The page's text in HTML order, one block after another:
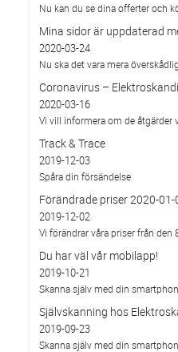
Nu kan du se dina offerter och
Mina sidor är uppdaterad
2020-03-24
Nu ska det vara mera
Coronavirus –
2020-03-16
Vi vill informera om de åtgärder
Track & Trace
2019-12-03
Spåra din försändelse
Förändrade priser 2020-01-
2019-12-02
Vi förändrar våra priser från den
Du har väl vår mobilapp!
2019-10-21
Skanna själv med din
Självskanning hos
2019-09-23
Skanna själv med din